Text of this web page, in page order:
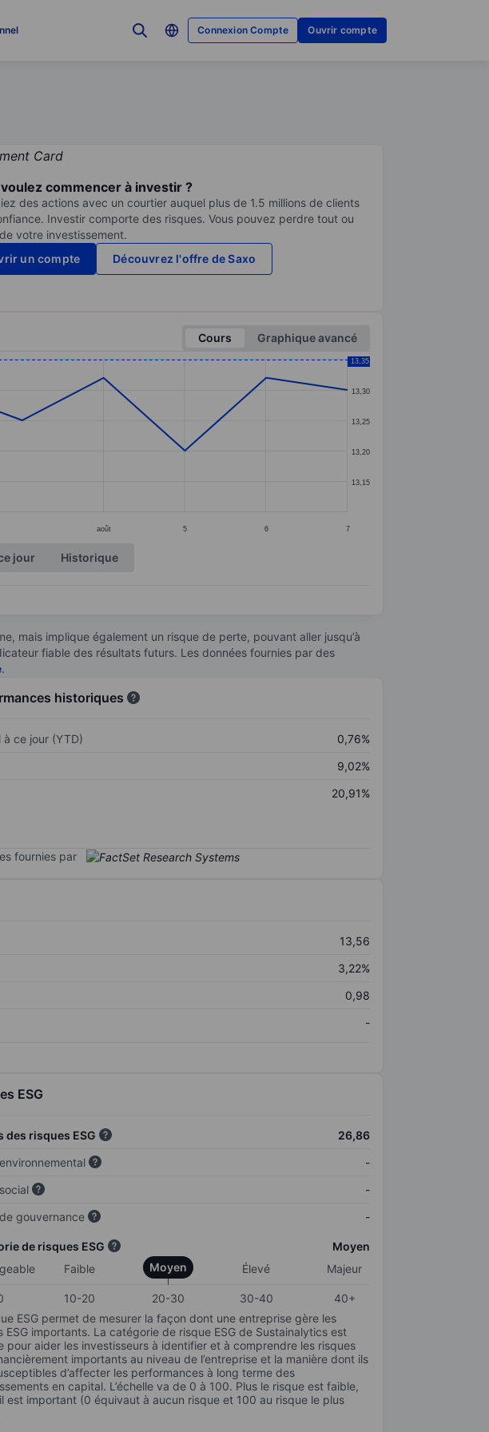
Connexion Compte Ouvrir compte
commencer à investir ?
des actions avec un courtier auquel plus de 1.5 millions de clients
Investir comporte des risques. Vous pouvez perdre tout ou
votre investissement.
un compte
Découvrez l'offre de Saxo
Cours
Graphique avancé
août 5 6 7
13,15
13,20
13,25
13,30
13,35
jour Historique
mais implique également un risque de perte, pouvant aller jusqu’à
fiable des résultats futurs. Les données fournies par des
.
historiques
à ce jour (YTD)
0,76%
9,02%
20,91%
fournies par
13,56
3,22%
0,98
-
ESG
des risques ESG
26,86
-
-
gouvernance
-
de risques ESG
Moyen
Faible Moyen Élevé Majeur
10-20 20-30 30-40
40+
ESG permet de mesurer la façon dont une entreprise gère les
ESG importants. La catégorie de risque ESG de Sustainalytics est
pour aider les investisseurs à identifier et à comprendre les risques
importants au niveau de l’entreprise et la manière dont ils
d’affecter les performances à long terme des
en capital. L’échelle va de 0 à 100. Plus le risque est faible,
est important (0 équivaut à aucun risque et 100 au risque le plus